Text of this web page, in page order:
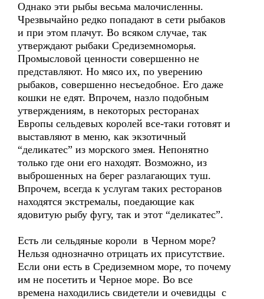
Однако эти рыбы весьма малочисленны.
Чрезвычайно редко попадают в сети рыбаков
и при этом плачут. Во всяком случае, так
утверждают рыбаки Средиземноморья.
Промысловой ценности совершенно не
представляют. Но мясо их, по уверению
рыбаков, совершенно несъедобное. Его даже
кошки не едят. Впрочем, назло подобным
утверждениям, в некоторых ресторанах
Европы сельдевых королей все-таки готовят и
выставляют в меню, как экзотичный
“деликатес” из морского змея. Непонятно
только где они его находят. Возможно, из
выброшенных на берег разлагающих туш.
Впрочем, всегда к услугам таких ресторанов
находятся экстремалы, поедающие как
ядовитую рыбу фугу, так и этот “деликатес”.
Есть ли сельдяные короли в Черном море?
Нельзя однозначно отрицать их присутствие.
Если они есть в Средиземном море, то почему
им не посетить и Черное море. Во все
времена находились свидетели и очевидцы с